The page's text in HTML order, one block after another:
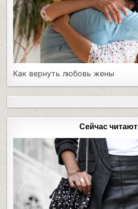
Как вернуть любовь жены
Сейчас читают